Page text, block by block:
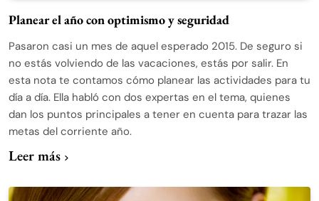
Planear el año con optimismo y seguridad
Pasaron casi un mes de aquel esperado 2015. De seguro si
no estás volviendo de las vacaciones, estás por salir. En
esta nota te contamos cómo planear las actividades para tu
día a día. Ella habló con dos expertas en el tema, quienes
dan los puntos principales a tener en cuenta para trazar las
metas del corriente año.
Leer más